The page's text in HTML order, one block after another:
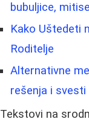
bubuljice,
Kako Uštedeti
Roditelje
Alternativne
rešenja i svesti
Tekstovi na